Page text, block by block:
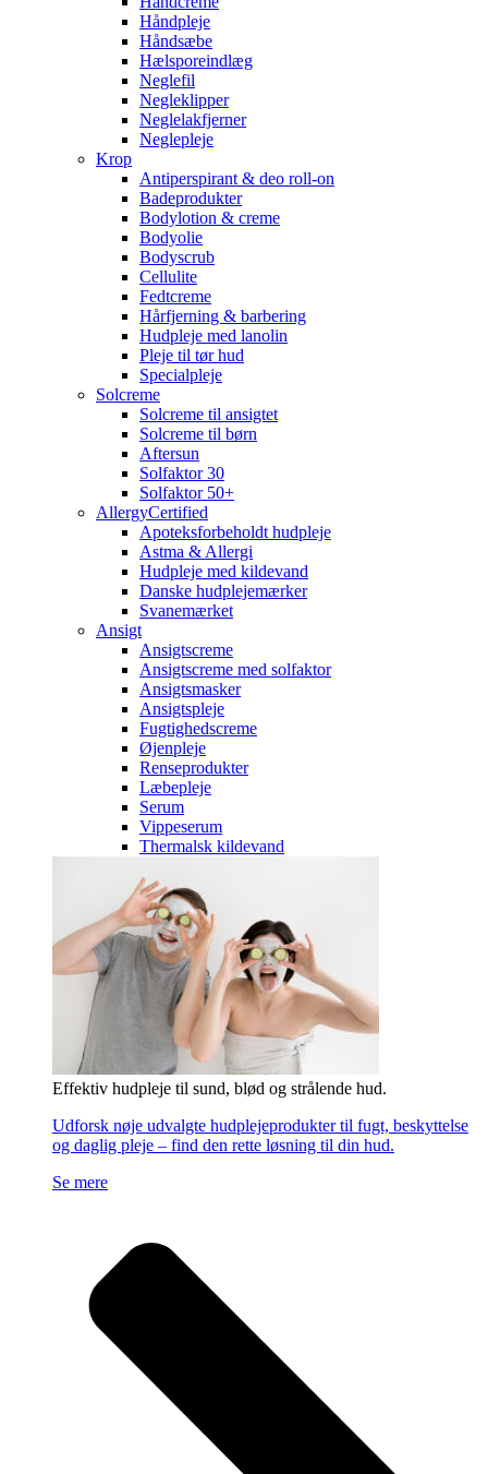
Håndpleje
Håndsæbe
Hælsporeindlæg
Neglefil
Negleklipper
Neglelakfjerner
Neglepleje
Krop
Antiperspirant & deo roll-on
Badeprodukter
Bodylotion & creme
Bodyolie
Bodyscrub
Cellulite
Fedtcreme
Hårfjerning & barbering
Hudpleje med lanolin
Pleje til tør hud
Specialpleje
Solcreme
Solcreme til ansigtet
Solcreme til børn
Aftersun
Solfaktor 30
Solfaktor 50+
AllergyCertified
Apoteksforbeholdt hudpleje
Astma & Allergi
Hudpleje med kildevand
Danske hudplejemærker
Svanemærket
Ansigt
Ansigtscreme
Ansigtscreme med solfaktor
Ansigtsmasker
Ansigtspleje
Fugtighedscreme
Øjenpleje
Renseprodukter
Læbepleje
Serum
Vippeserum
Thermalsk kildevand
Effektiv hudpleje til sund, blød og strålende hud.
Udforsk nøje udvalgte hudplejeprodukter til fugt, beskyttelse
og daglig pleje – find den rette løsning til din hud.
Se mere